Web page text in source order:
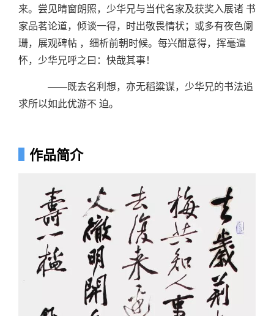
来。尝见晴窗朗照，少华兄与当代名家及获奖入展诸 书
家品茗论道，倾谈一得，时出敬畏情状；或多有夜色阑
珊，展观碑帖 ，细析前朝时候。每兴酣意得，挥毫遣
怀，少华兄呼之曰：快哉其事！
——既去名利想，亦无稻粱谋，少华兄的书法追
求所以如此优游不 迫。
作品简介